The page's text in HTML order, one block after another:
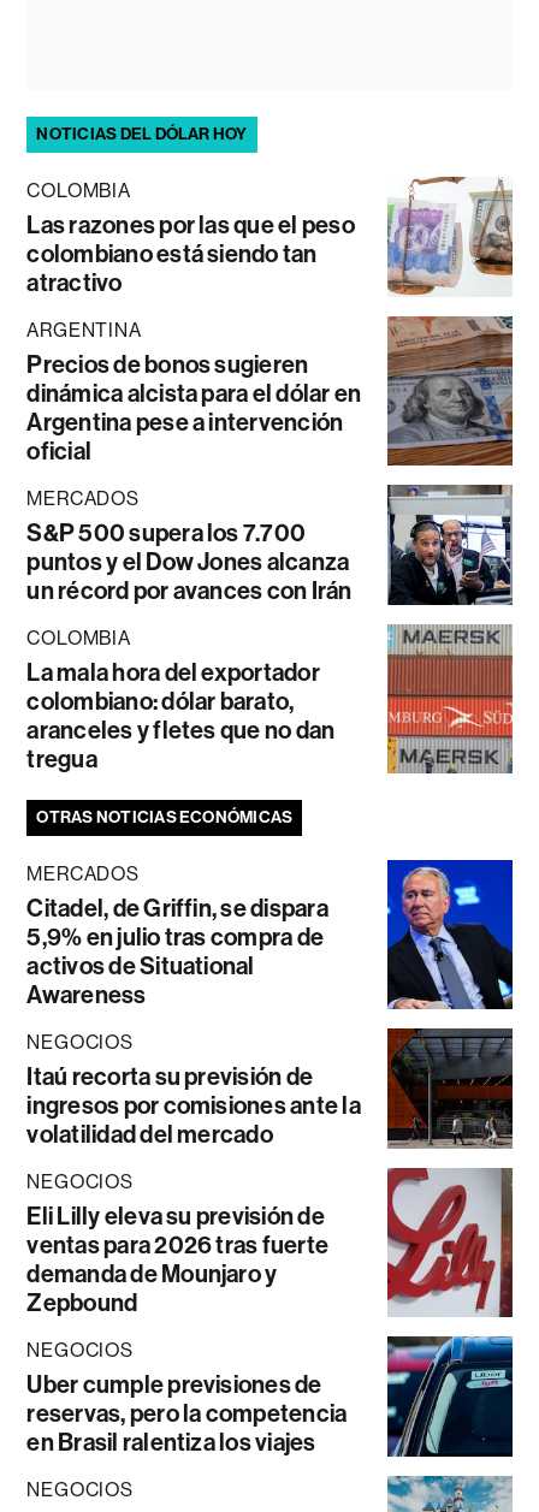
NOTICIAS DEL DÓLAR HOY
COLOMBIA
Las razones por las que el peso
colombiano está siendo tan
atractivo
ARGENTINA
Precios de bonos sugieren
dinámica alcista para el dólar en
Argentina pese a intervención
oficial
MERCADOS
S&P 500 supera los 7.700
puntos y el Dow Jones alcanza
un récord por avances con Irán
COLOMBIA
La mala hora del exportador
colombiano: dólar barato,
aranceles y fletes que no dan
tregua
OTRAS NOTICIAS ECONÓMICAS
MERCADOS
Citadel, de Griffin, se dispara
5,9% en julio tras compra de
activos de Situational
Awareness
NEGOCIOS
Itaú recorta su previsión de
ingresos por comisiones ante la
volatilidad del mercado
NEGOCIOS
Eli Lilly eleva su previsión de
ventas para 2026 tras fuerte
demanda de Mounjaro y
Zepbound
NEGOCIOS
Uber cumple previsiones de
reservas, pero la competencia
en Brasil ralentiza los viajes
NEGOCIOS